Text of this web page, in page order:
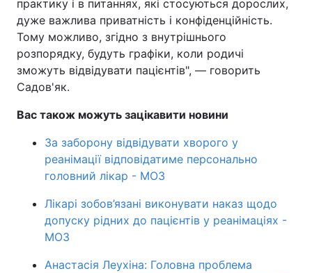
практику і в питаннях, які стосуються дорослих,
дуже важлива приватність і конфіденційність.
Тому можливо, згідно з внутрішнього
розпорядку, будуть графіки, коли родичі
зможуть відвідувати пацієнтів", — говорить
Садов'як.
Вас також можуть зацікавити новини
За заборону відвідувати хворого у
реанімації відповідатиме персонально
головний лікар - МОЗ
Лікарі зобов’язані виконувати наказ щодо
допуску рідних до пацієнтів у реанімаціях -
МОЗ
Анастасія Леухіна: Головна проблема